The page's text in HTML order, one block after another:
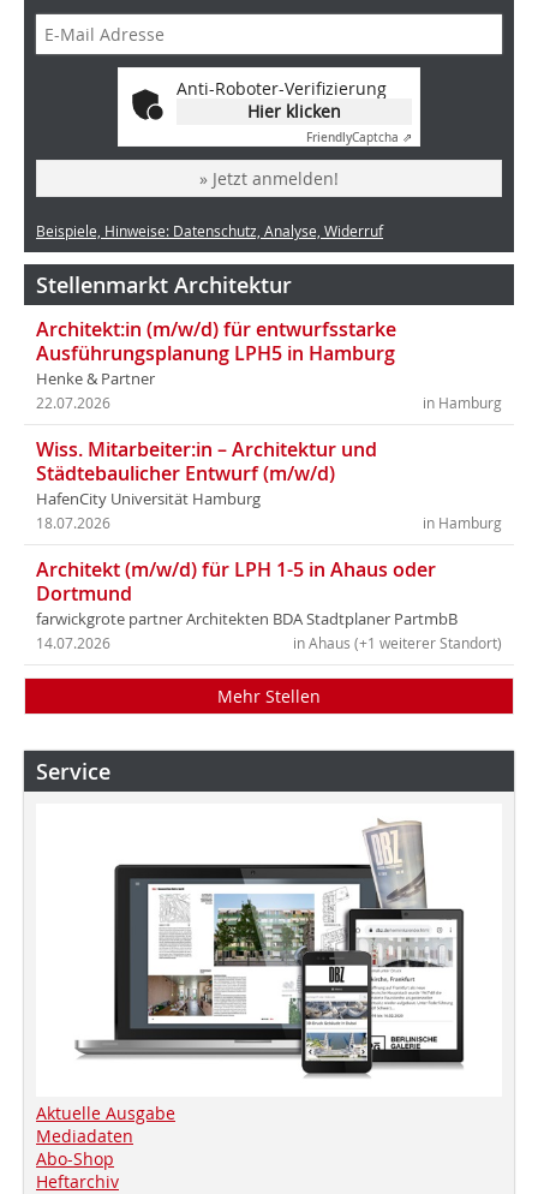
Anti-Roboter-Verifizierung
Hier klicken
FriendlyCaptcha ⇗
» Jetzt anmelden!
Beispiele, Hinweise: Datenschutz, Analyse, Widerruf
Stellenmarkt Architektur
Architekt:in (m/w/d) für entwurfsstarke
Ausführungsplanung LPH5 in Hamburg
Henke & Partner
in Hamburg
22.07.2026
Wiss. Mitarbeiter:in – Architektur und
Städtebaulicher Entwurf (m/w/d)
HafenCity Universität Hamburg
in Hamburg
18.07.2026
Architekt (m/w/d) für LPH 1-5 in Ahaus oder
Dortmund
farwickgrote partner Architekten BDA Stadtplaner PartmbB
in Ahaus (+1 weiterer Standort)
14.07.2026
Mehr Stellen
Service
Aktuelle Ausgabe
Mediadaten
Abo-Shop
Heftarchiv